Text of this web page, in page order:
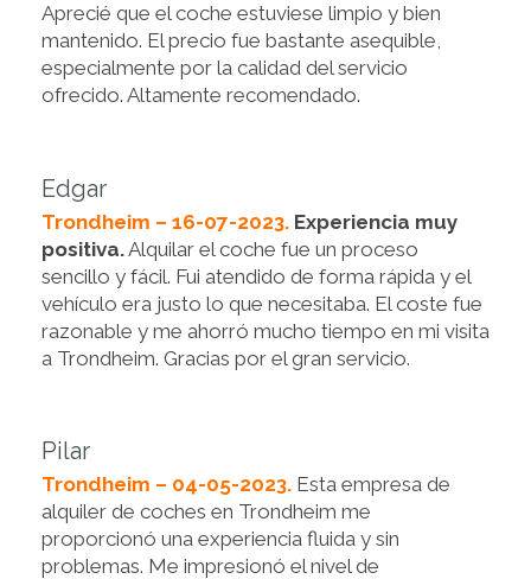
Aprecié que el coche estuviese limpio y bien
mantenido. El precio fue bastante asequible,
especialmente por la calidad del servicio
ofrecido. Altamente recomendado.
Edgar
Trondheim – 16-07-2023. Experiencia muy
positiva.Alquilar el coche fue un proceso
sencillo y fácil. Fui atendido de forma rápida y el
vehículo era justo lo que necesitaba. El coste fue
razonable y me ahorró mucho tiempo en mi visita
a Trondheim. Gracias por el gran servicio.
Pilar
Trondheim – 04-05-2023. Esta empresa de
alquiler de coches en Trondheim me
proporcionó una experiencia fluida y sin
problemas. Me impresionó el nivel de